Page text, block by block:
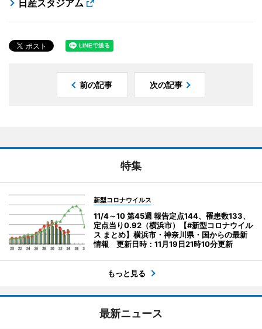
日産スタジアム
前の記事 次の記事
特集
新型コロナウイルス
11/4～10 第45週 報告定点144、罹患数133、
定点当り0.92（横浜市）【#新型コロナウイル
ス まとめ】横浜市・神奈川県・国からの最新
情報 更新日時：11月19日21時10分更新
もっと見る
最新ニュース